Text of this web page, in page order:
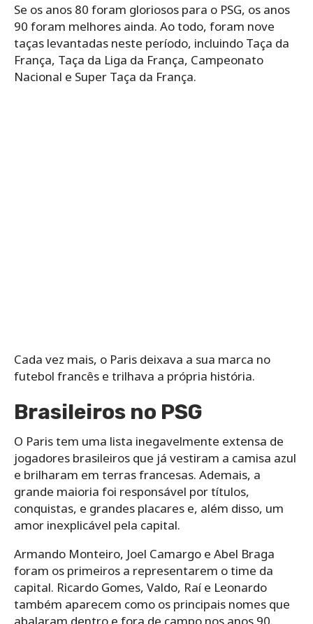
Se os anos 80 foram gloriosos para o PSG, os anos
90 foram melhores ainda. Ao todo, foram nove
taças levantadas neste período, incluindo Taça da
França, Taça da Liga da França, Campeonato
Nacional e Super Taça da França.
Cada vez mais, o Paris deixava a sua marca no
futebol francês e trilhava a própria história.
Brasileiros no PSG
O Paris tem uma lista inegavelmente extensa de
jogadores brasileiros que já vestiram a camisa azul
e brilharam em terras francesas. Ademais, a
grande maioria foi responsável por títulos,
conquistas, e grandes placares e, além disso, um
amor inexplicável pela capital.
Armando Monteiro, Joel Camargo e Abel Braga
foram os primeiros a representarem o time da
capital. Ricardo Gomes, Valdo, Raí e Leonardo
também aparecem como os principais nomes que
abalaram dentro e fora de campo nos anos 90.